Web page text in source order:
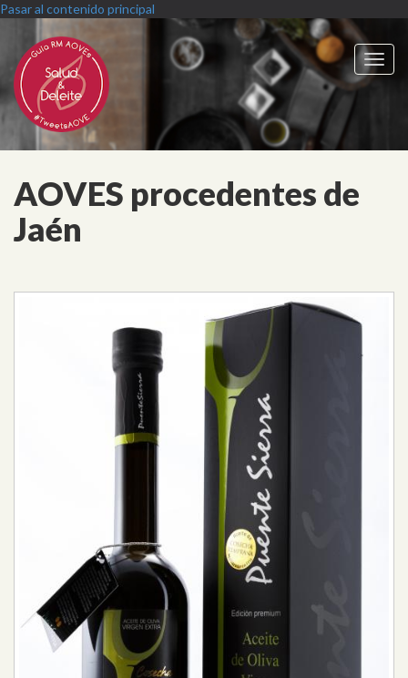
Pasar al contenido principal
AOVES procedentes de
Jaén